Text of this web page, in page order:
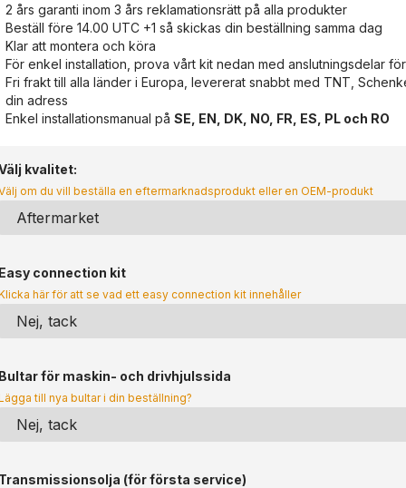
2 års garanti inom 3 års reklamationsrätt på alla produkter
Beställ före 14.00 UTC +1 så skickas din beställning samma dag
Klar att montera och köra
För enkel installation, prova vårt kit nedan med anslutningsdelar
Fri frakt till alla länder i Europa, levererat snabbt med TNT,
din adress
Enkel installationsmanual på SE, EN, DK, NO, FR, ES, PL och RO
kvalitet:
om du vill beställa en eftermarknadsprodukt eller en OEM-produkt
Easy connection kit
här för att se vad ett easy connection kit innehåller
Bultar för maskin- och drivhjulssida
till nya bultar i din beställning?
Transmissionsolja (för första service)